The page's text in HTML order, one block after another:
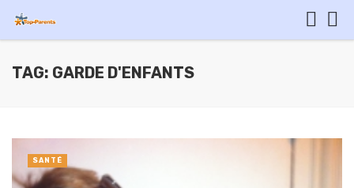
TAG: GARDE D'ENFANTS
SANTÉ